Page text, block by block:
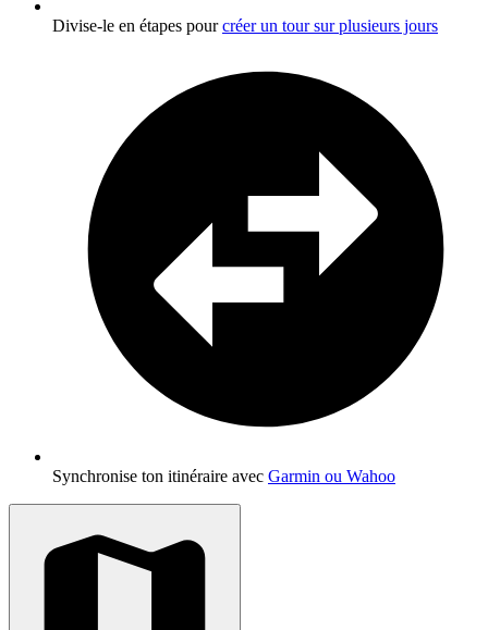
Divise-le en étapes pourcréer un tour sur plusieurs jours
Synchronise ton itinéraire avec Garmin ou Wahoo